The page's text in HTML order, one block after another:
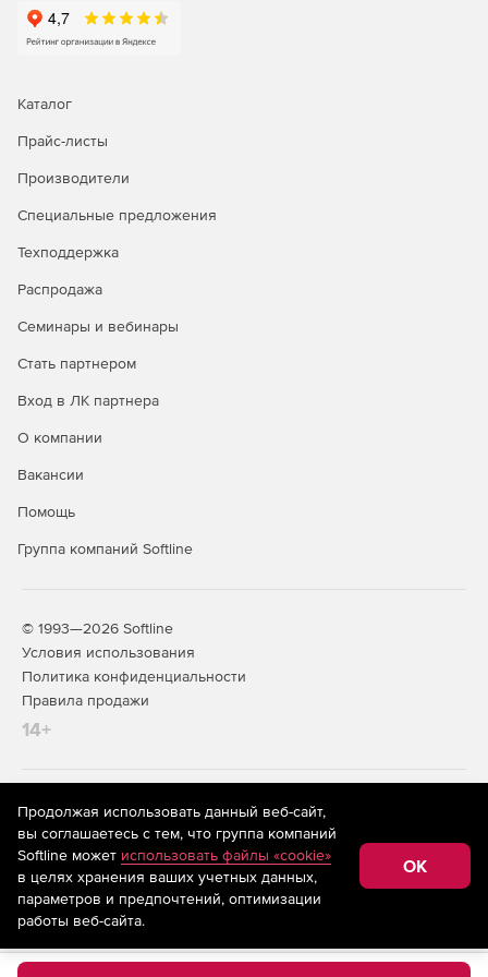
Каталог
Прайс-листы
Производители
Специальные предложения
Техподдержка
Распродажа
Семинары и вебинары
Стать партнером
Вход в ЛК партнера
О компании
Вакансии
Помощь
Группа компаний Softline
© 1993—2026 Softline
Условия использования
Политика конфиденциальности
Правила продажи
14+
На информационном ресурсе store.softline.ru применяются
рекомендательные технологии
(информационные технологии
предоставления информации на основе сбора,
систематизации и анализа сведений, относящихся к
предпочтениям пользователей сети «Интернет»,
находящихся на территории Российской Федерации)
Продолжая использовать данный веб-сайт,
вы соглашаетесь с тем, что группа компаний
Softline может использовать файлы «cookie»
в целях хранения ваших учетных данных,
параметров и предпочтений, оптимизации
работы веб-сайта.
OK